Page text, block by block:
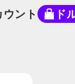
ド
ウント